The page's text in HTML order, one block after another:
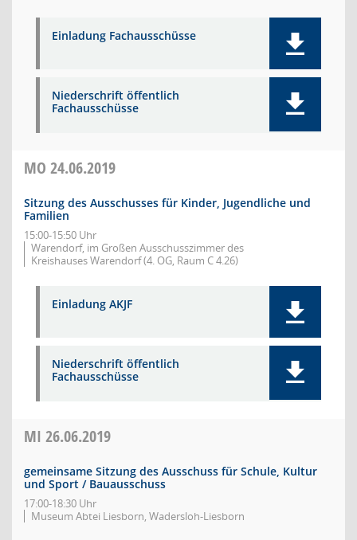
Einladung Fachausschüsse
Niederschrift öffentlich
Fachausschüsse
MO 24.06.2019
Sitzung des Ausschusses für Kinder, Jugendliche und
Familien
15:00-15:50 Uhr
Warendorf, im Großen Ausschusszimmer des
Kreishauses Warendorf (4. OG, Raum C 4.26)
Einladung AKJF
Niederschrift öffentlich
Fachausschüsse
MI 26.06.2019
gemeinsame Sitzung des Ausschuss für Schule, Kultur
und Sport / Bauausschuss
17:00-18:30 Uhr
Museum Abtei Liesborn, Wadersloh-Liesborn